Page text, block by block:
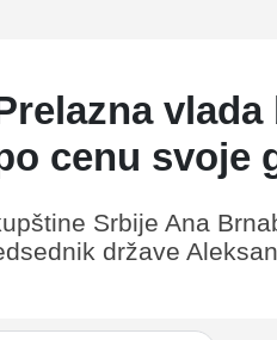
cenu svoje
Srbije Ana
države